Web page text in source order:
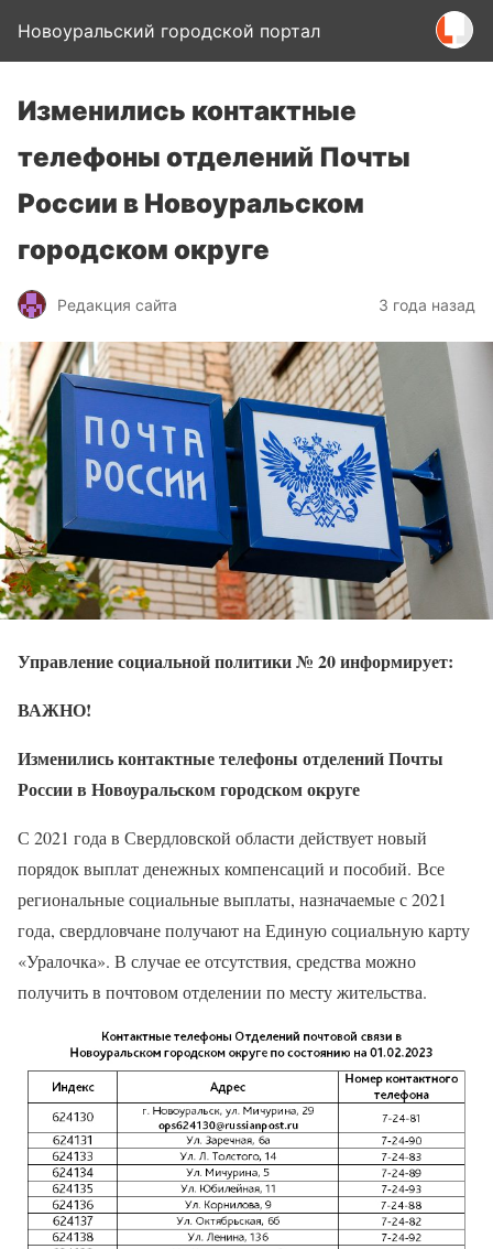
Новоуральский городской портал
Изменились контактные
телефоны отделений Почты
России в Новоуральском
городском округе
Редакция сайта 3 года назад
Управление социальной политики № 20 информирует:
ВАЖНО!
Изменились контактные телефоны отделений Почты
России в Новоуральском городском округе
С 2021 года в Свердловской области действует новый
порядок выплат денежных компенсаций и пособий. Все
региональные социальные выплаты, назначаемые с 2021
года, свердловчане получают на Единую социальную карту
«Уралочка». В случае ее отсутствия, средства можно
получить в почтовом отделении по месту жительства.